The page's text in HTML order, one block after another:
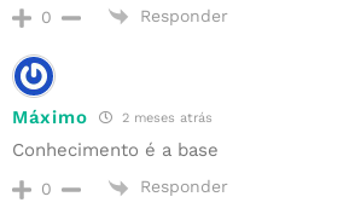
0 Responder
Máximo 2 meses atrás
Conhecimento é a base
0 Responder